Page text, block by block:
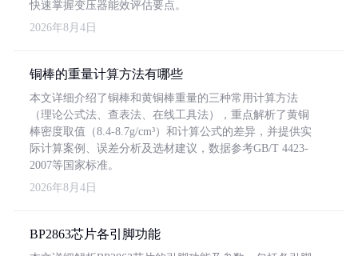
快速掌握变压器能效评估要点。
2026年8月4日
铜棒的重量计算方法有哪些
本文详细介绍了铜棒和黄铜棒重量的三种常用计算方法
（理论公式法、查表法、在线工具法），重点解析了黄铜
棒密度取值（8.4-8.7g/cm³）和计算公式的差异，并提供实
际计算案例、误差分析及选材建议，数据参考GB/T 4423-
2007等国家标准。
2026年8月4日
BP2863芯片各引脚功能